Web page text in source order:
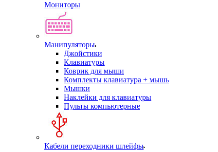
Мониторы
Манипуляторы
Джойстики
Клавиатуры
Коврик для мыши
Комплекты клавиатура + мышь
Мышки
Наклейки для клавиатуры
Пульты компьютерные
Кабели переходники шлейфы